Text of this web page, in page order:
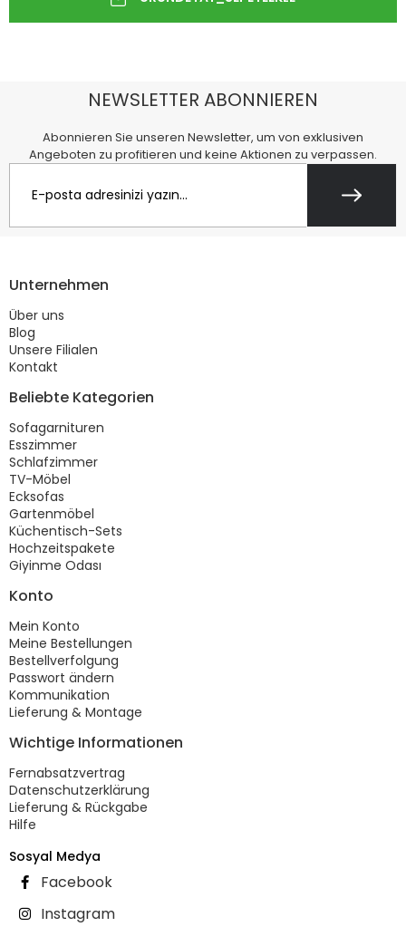
NEWSLETTER ABONNIEREN
Abonnieren Sie unseren Newsletter, um von exklusiven
Angeboten zu profitieren und keine Aktionen zu verpassen.
Unternehmen
Über uns
Blog
Unsere Filialen
Kontakt
Beliebte Kategorien
Sofagarnituren
Esszimmer
Schlafzimmer
TV-Möbel
Ecksofas
Gartenmöbel
Küchentisch-Sets
Hochzeitspakete
Giyinme Odası
Konto
Mein Konto
Meine Bestellungen
Bestellverfolgung
Passwort ändern
Kommunikation
Lieferung & Montage
Wichtige Informationen
Fernabsatzvertrag
Datenschutzerklärung
Lieferung & Rückgabe
Hilfe
Sosyal Medya
Facebook
Instagram